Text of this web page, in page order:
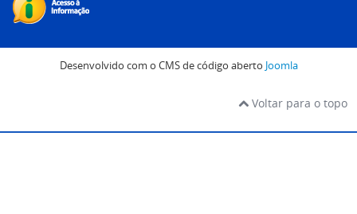
Desenvolvido com o CMS de código aberto Joomla
Voltar para o topo